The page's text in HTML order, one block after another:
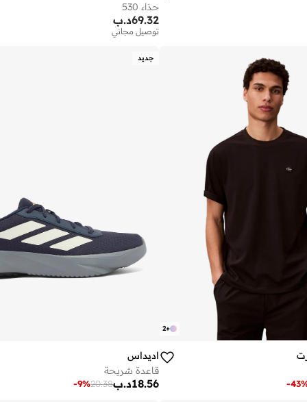
حذاء 530
د.ب69.32
توصيل مجاني
+
2
-43
جديد
اديداس
قاعدة شريحة
د.ب18.56
20.38
-9%